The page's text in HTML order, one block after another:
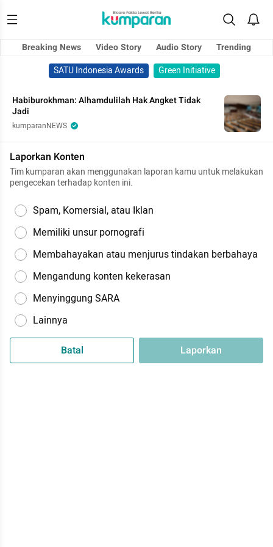
Breaking News Video Story Audio Story
Trending
SATU Indonesia Awards
Green Initiative
Habiburokhman: Alhamdulilah Hak Angket Tidak
Jadi
kumparanNEWS
Laporkan Konten
Tim kumparan akan menggunakan laporan kamu untuk melakukan
pengecekan terhadap konten ini.
Spam, Komersial, atau Iklan
Memiliki unsur pornografi
Membahayakan atau menjurus tindakan berbahaya
Mengandung konten kekerasan
Menyinggung SARA
Lainnya
Batal Laporkan